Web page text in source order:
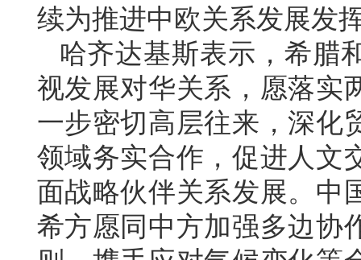
续为推进中欧关系发展发
哈齐达基斯表示，希腊
视发展对华关系，愿落实
一步密切高层往来，深化
领域务实合作，促进人文
面战略伙伴关系发展。中
希方愿同中方加强多边协